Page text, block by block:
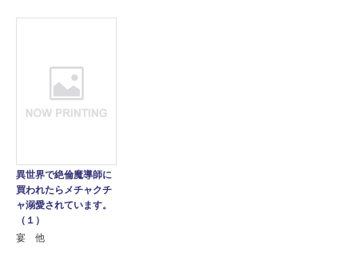
異世界で絶倫魔導師に
買われたらメチャクチ
ャ溺愛されています。
（１）
宴 他